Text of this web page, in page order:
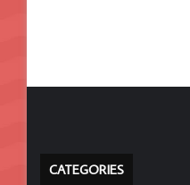
CATEGORIES